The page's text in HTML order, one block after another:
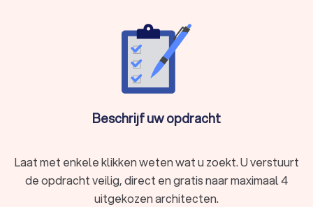
gevonden. De architecten in Roeselare Oekene hebben een
gemiddelde Trustlocal-score van een 8.5. Welke architect u
ook kiest, via Trustlocal maakt u een goede keuze voor de
nieuwbouw, uitbouw of renovatie van uw huis. We kunnen u
ook helpen door direct prijsopgaven aan te vragen bij
verschillende architecten. Zo kunt u eenvoudig de
architectenbureaus vergelijken en degene kiezen die het
Beschrijf uw opdracht
Laat met enkele klikken weten wat u zoekt. U verstuurt
de opdracht veilig, direct en gratis naar maximaal 4
uitgekozen architecten.